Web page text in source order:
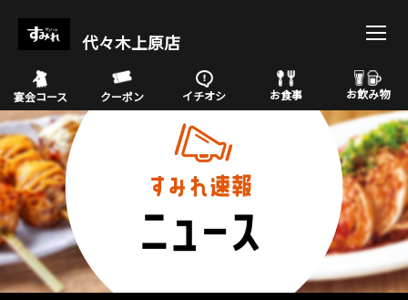
代々木上原店
宴会コース クーポン イチオシ お食事 お飲み物